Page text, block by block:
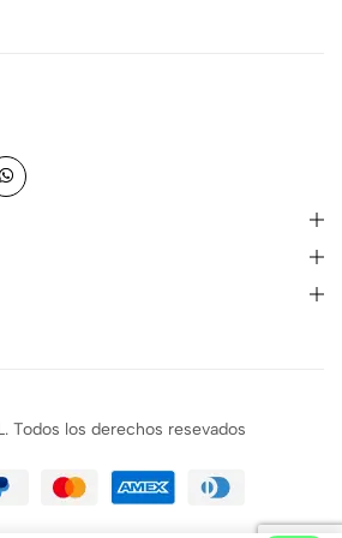
Todos los derechos resevados